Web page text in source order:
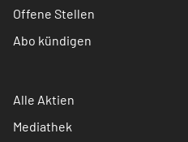
Offene Stellen
Abo kündigen
Alle Aktien
Mediathek